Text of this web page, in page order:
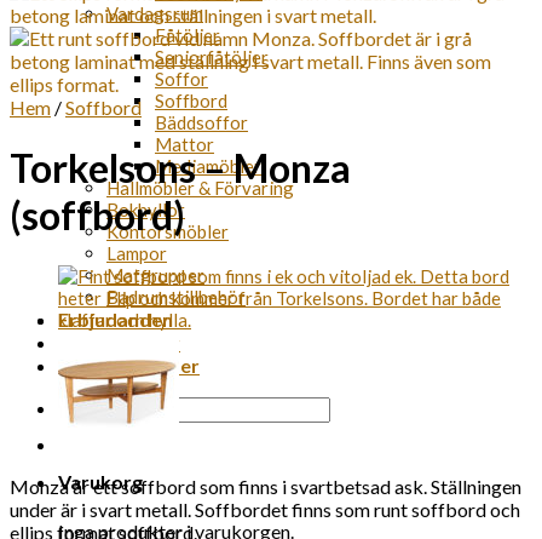
Vardagsrum
Fåtöljer
Seniorfåtöljer
Soffor
Soffbord
Bäddsoffor
Mattor
Mediamöbler
Hallmöbler & Förvaring
Bokhyllor
Kontorsmöbler
Lampor
Matgrupper
Badrumstillbehör
Erbjudanden
Leverantörer
Fria Leveranser
Sök
efter:
Varukorg
Inga produkter i varukorgen.
Hem /Soffbord
Torkelsons – Monza
(soffbord)
Monza är ett soffbord som finns i svartbetsad ask. Ställningen
under är i svart metall. Soffbordet finns som runt soffbord och
ellips format soffbord.